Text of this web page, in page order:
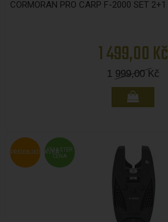
CORMORAN PRO CARP F-2000 SET 2+1
1 499,00 Kč
1 999,00Kč
FMASTER
CENA
PŘEDOBJEDNÁVKA